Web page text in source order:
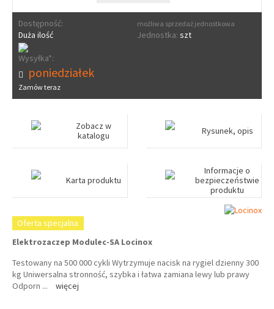
Dostępność:
Duża ilość
możliwa sprzedaż jednostkowa
Jednostka: szt
Wysyłka*:
poniedziałek
Zamów teraz
Zobacz w
katalogu
Rysunek, opis
Karta produktu
Informacje o
bezpieczeństwie
produktu
Oferta specjalna
Elektrozaczep Modulec-SA Locinox
Testowany na 500 000 cykli Wytrzymuje nacisk na rygiel dzienny 300
kg Uniwersalna stronność, szybka i łatwa zamiana lewy lub prawy
Odporn ... więcej